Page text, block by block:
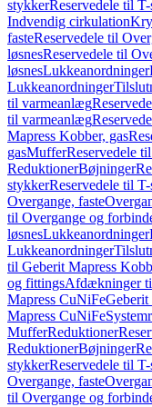
stykkerReservedele til
Indvendig cirkulation
fasteReservedele til
løsnesReservedele til
løsnesLukkeanordninger
Lukkeanordninger
til varmeanlæg
til varmeanlæg
Mapress Kobber, gas
gasMufferReservedele
ReduktionerBøjninger
stykkerReservedele til
Overgange, faste
til Overgange og
løsnesLukkeanordninger
Lukkeanordninger
til Geberit Mapress
og fittingsAfdækninger
Mapress CuNiFeGeberit
Mapress CuNiFe
MufferReduktioner
ReduktionerBøjninger
stykkerReservedele til
Overgange, faste
til Overgange og